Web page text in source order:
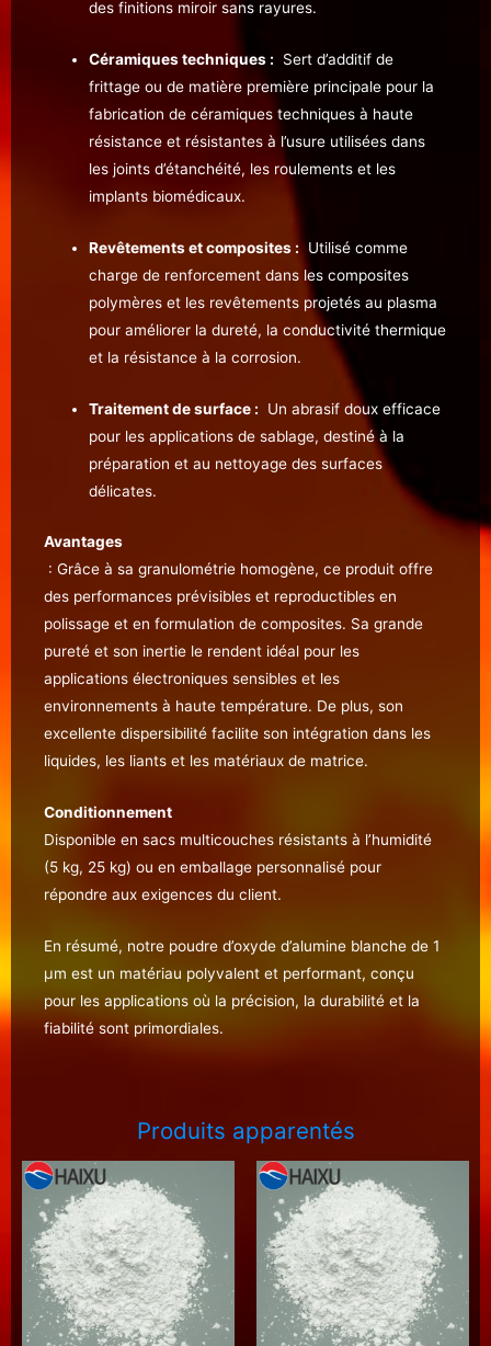
des finitions miroir sans rayures.
Céramiques techniques : Sert d’additif de
frittage ou de matière première principale pour la
fabrication de céramiques techniques à haute
résistance et résistantes à l’usure utilisées dans
les joints d’étanchéité, les roulements et les
implants biomédicaux.
Revêtements et composites : Utilisé comme
charge de renforcement dans les composites
polymères et les revêtements projetés au plasma
pour améliorer la dureté, la conductivité thermique
et la résistance à la corrosion.
Traitement de surface : Un abrasif doux efficace
pour les applications de sablage, destiné à la
préparation et au nettoyage des surfaces
délicates.
Avantages
: Grâce à sa granulométrie homogène, ce produit offre
des performances prévisibles et reproductibles en
polissage et en formulation de composites. Sa grande
pureté et son inertie le rendent idéal pour les
applications électroniques sensibles et les
environnements à haute température. De plus, son
excellente dispersibilité facilite son intégration dans les
liquides, les liants et les matériaux de matrice.
Conditionnement
Disponible en sacs multicouches résistants à l’humidité
(5 kg, 25 kg) ou en emballage personnalisé pour
répondre aux exigences du client.
En résumé, notre poudre d’oxyde d’alumine blanche de 1
µm est un matériau polyvalent et performant, conçu
pour les applications où la précision, la durabilité et la
fiabilité sont primordiales.
Produits apparentés